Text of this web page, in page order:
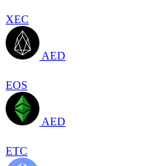
XEC
AED
EOS
AED
ETC